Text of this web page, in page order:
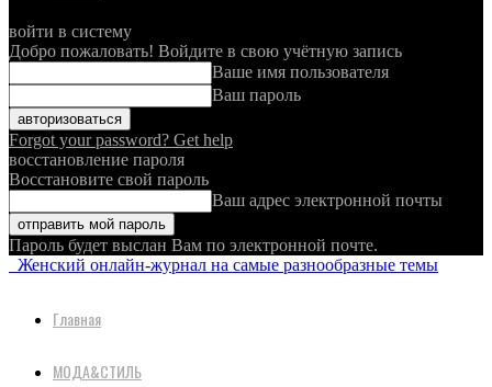
войти в систему
Добро пожаловать! Войдите в свою учётную запись
Ваше имя пользователя
Ваш пароль
Forgot your password? Get help
восстановление пароля
Восстановите свой пароль
Ваш адрес электронной почты
Пароль будет выслан Вам по электронной почте.
Женский онлайн-журнал на самые разнообразные темы
Главная
МОДА&СТИЛЬ